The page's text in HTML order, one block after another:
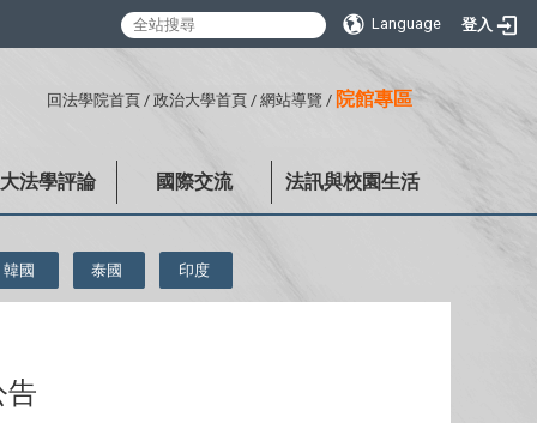
Language 登入
回法學院首頁 / 政治大學首頁 / 網站導覽 / 院館專區
法學評論 國際交流 法訊與校園生活
韓國 泰國 印度
告